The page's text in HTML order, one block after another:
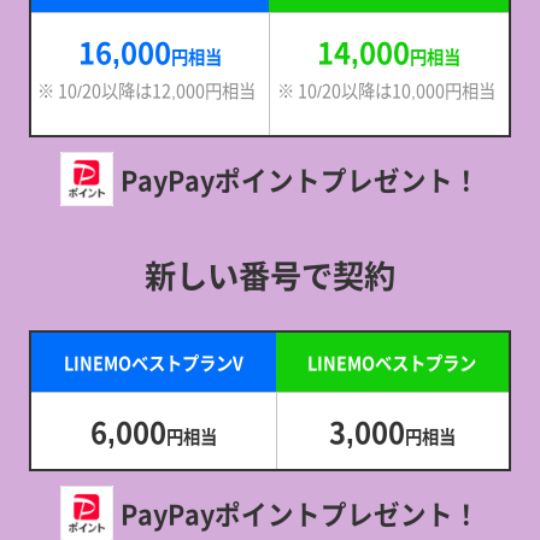
16,000円相当
※ 10/20以降は12,000円相当
14,000円相当
※ 10/20以降は10,000円相当
PayPayポイントプレゼント！
新しい番号で契約
LINEMOベストプランV LINEMOベストプラン
6,000円相当 3,000円相当
PayPayポイントプレゼント！